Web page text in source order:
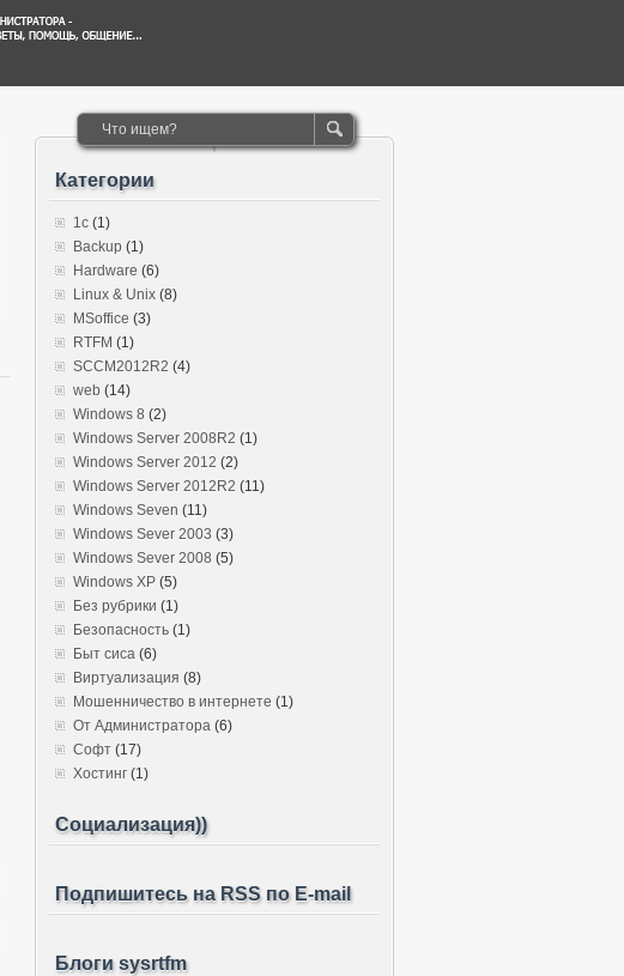
Категории
1c (1)
Backup (1)
Hardware (6)
Linux & Unix (8)
MSoffice (3)
RTFM (1)
SCCM2012R2 (4)
web (14)
Windows 8 (2)
Windows Server 2008R2 (1)
Windows Server 2012 (2)
Windows Server 2012R2 (11)
Windows Seven (11)
Windows Sever 2003 (3)
Windows Sever 2008 (5)
Windows XP (5)
Без рубрики (1)
Безопасность (1)
Быт сиса (6)
Виртуализация (8)
Мошенничество в интернете (1)
От Администратора (6)
Софт (17)
Хостинг (1)
Социализация))
Подпишитесь на RSS по E-mail
Блоги sysrtfm